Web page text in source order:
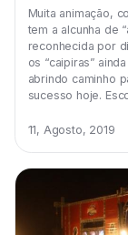
Muita animação,
tem a alcunha de
reconhecida por
os “caipiras”
abrindo caminho
sucesso hoje.
11, Agosto, 2019